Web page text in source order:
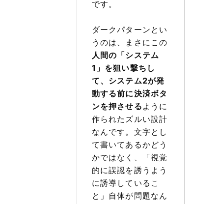
です。
ダークパターンとい
うのは、まさにこの
人間の「システム
1」を狙い撃ちし
て、システム2が発
動する前に決済ボタ
ンを押させる ように
作られたズルい設計
なんです。文字とし
て書いてあるかどう
かではなく、「視覚
的に誤認を誘うよう
に誘導しているこ
と」自体が問題なん